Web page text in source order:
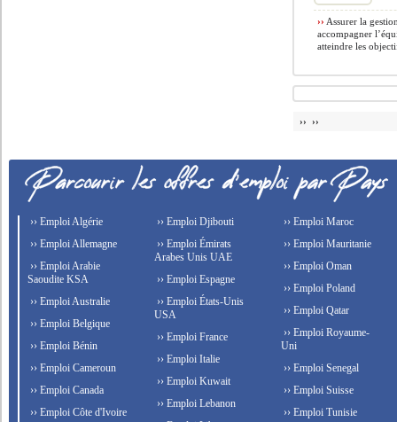
›› Assurer la
accompagner
atteindre les
›› ››
›› Emploi Algérie
›› Emploi Allemagne
›› Emploi Arabie
Saoudite KSA
›› Emploi Australie
›› Emploi Belgique
›› Emploi Bénin
›› Emploi Cameroun
›› Emploi Canada
›› Emploi Côte d'Ivoire
›› Emploi Djibouti
›› Emploi Émirats
Arabes Unis UAE
›› Emploi Espagne
›› Emploi États-Unis
USA
›› Emploi France
›› Emploi Italie
›› Emploi Kuwait
›› Emploi Lebanon
›› Emploi Maroc
›› Emploi Mauritanie
›› Emploi Oman
›› Emploi Poland
›› Emploi Qatar
›› Emploi Royaume-
Uni
›› Emploi Senegal
›› Emploi Suisse
›› Emploi Tunisie